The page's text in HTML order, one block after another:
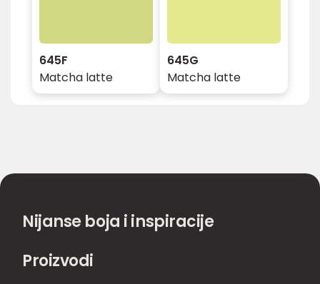
645F
Matcha latte
645G
Matcha latte
Nijanse boja i inspiracije
Proizvodi